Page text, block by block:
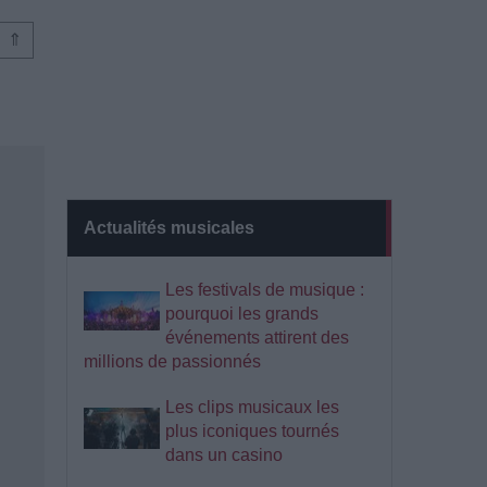
Actualités musicales
Les festivals de musique :
pourquoi les grands
événements attirent des
millions de passionnés
Les clips musicaux les
plus iconiques tournés
dans un casino
⇑